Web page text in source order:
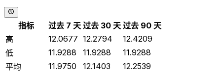
指标 过去 7 天 过去 30 天 过去 90 天
高
12.0677 12.2794
12.4209
低
11.9288 11.9288
11.9288
平均
11.9750 12.1403
12.2539